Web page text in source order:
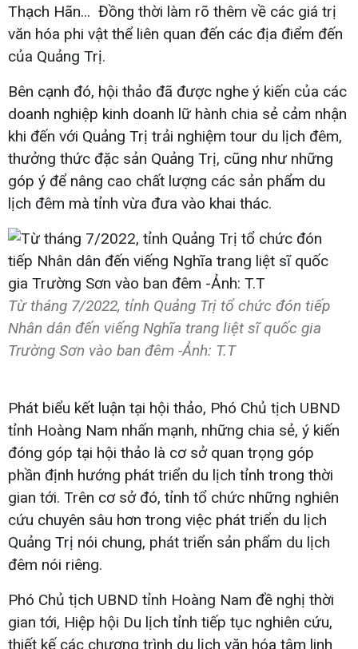
Thạch Hãn... Đồng thời làm rõ thêm về các giá trị
văn hóa phi vật thể liên quan đến các địa điểm đến
của Quảng Trị.
Bên cạnh đó, hội thảo đã được nghe ý kiến của các
doanh nghiệp kinh doanh lữ hành chia sẻ cảm nhận
khi đến với Quảng Trị trải nghiệm tour du lịch đêm,
thưởng thức đặc sản Quảng Trị, cũng như những
góp ý để nâng cao chất lượng các sản phẩm du
lịch đêm mà tỉnh vừa đưa vào khai thác.
Từ tháng 7/2022, tỉnh Quảng Trị tổ chức đón tiếp
Nhân dân đến viếng Nghĩa trang liệt sĩ quốc gia
Trường Sơn vào ban đêm -Ảnh: T.T
Phát biểu kết luận tại hội thảo, Phó Chủ tịch UBND
tỉnh Hoàng Nam nhấn mạnh, những chia sẻ, ý kiến
đóng góp tại hội thảo là cơ sở quan trọng góp
phần định hướng phát triển du lịch tỉnh trong thời
gian tới. Trên cơ sở đó, tỉnh tổ chức những nghiên
cứu chuyên sâu hơn trong việc phát triển du lịch
Quảng Trị nói chung, phát triển sản phẩm du lịch
đêm nói riêng.
Phó Chủ tịch UBND tỉnh Hoàng Nam đề nghị thời
gian tới, Hiệp hội Du lịch tỉnh tiếp tục nghiên cứu,
thiết kế các chương trình du lịch văn hóa tâm linh